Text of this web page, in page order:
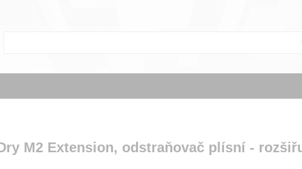
M2 Extension, odstraňovač plísní -